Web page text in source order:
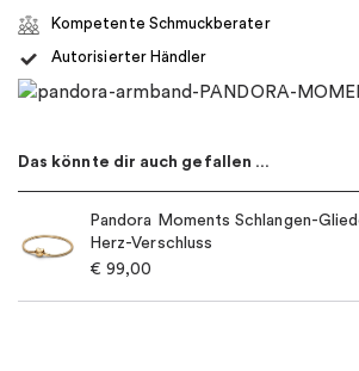
Kompetente Schmuckberater
Autorisierter Händler
Das könnte dir auch gefallen …
Pandora Moments Schlangen-
Herz-Verschluss
€ 99,00